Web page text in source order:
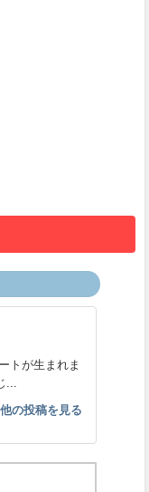
トが生まれま
の投稿を見る